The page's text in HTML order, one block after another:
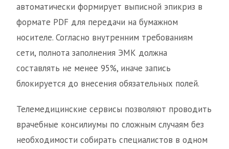
автоматически формирует выписной эпикриз в
формате PDF для передачи на бумажном
носителе. Согласно внутренним требованиям
сети, полнота заполнения ЭМК должна
составлять не менее 95%, иначе запись
блокируется до внесения обязательных полей.
Телемедицинские сервисы позволяют проводить
врачебные консилиумы по сложным случаям без
необходимости собирать специалистов в одном